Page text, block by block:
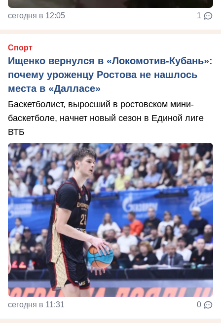
сегодня в 12:05 1
Спорт
Ищенко вернулся в «Локомотив-Кубань»:
почему уроженцу Ростова не нашлось
места в «Далласе»
Баскетболист, выросший в ростовском мини-
баскетболе, начнет новый сезон в Единой лиге
ВТБ
сегодня в 11:31 0